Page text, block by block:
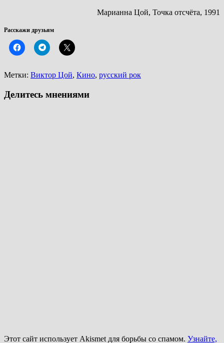
Марианна Цой, Точка отсчёта, 1991
Расскажи друзьям
Метки: Виктор Цой, Кино, русский рок
Делитесь мнениями
Этот сайт использует Akismet для борьбы со спамом. Узнайте,